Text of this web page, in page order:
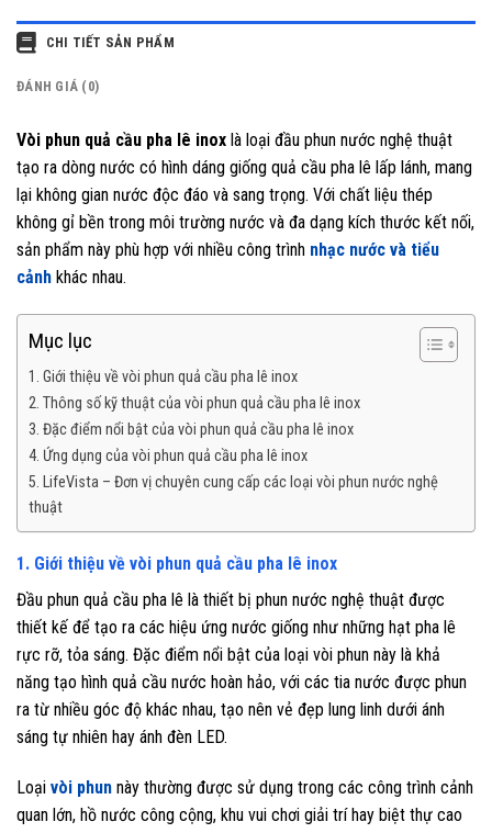
CHI TIẾT SẢN PHẨM
ĐÁNH GIÁ (0)
Vòi phun quả cầu pha lê inox là loại đầu phun nước nghệ thuật
tạo ra dòng nước có hình dáng giống quả cầu pha lê lấp lánh, mang
lại không gian nước độc đáo và sang trọng. Với chất liệu thép
không gỉ bền trong môi trường nước và đa dạng kích thước kết nối,
sản phẩm này phù hợp với nhiều công trình nhạc nước và tiểu
cảnh khác nhau.
Mục lục
1. Giới thiệu về vòi phun quả cầu pha lê inox
2. Thông số kỹ thuật của vòi phun quả cầu pha lê inox
3. Đặc điểm nổi bật của vòi phun quả cầu pha lê inox
4. Ứng dụng của vòi phun quả cầu pha lê inox
5. LifeVista – Đơn vị chuyên cung cấp các loại vòi phun nước nghệ
thuật
1. Giới thiệu về vòi phun quả cầu pha lê inox
Đầu phun quả cầu pha lê là thiết bị phun nước nghệ thuật được
thiết kế để tạo ra các hiệu ứng nước giống như những hạt pha lê
rực rỡ, tỏa sáng. Đặc điểm nổi bật của loại vòi phun này là khả
năng tạo hình quả cầu nước hoàn hảo, với các tia nước được phun
ra từ nhiều góc độ khác nhau, tạo nên vẻ đẹp lung linh dưới ánh
sáng tự nhiên hay ánh đèn LED.
Loại vòi phun này thường được sử dụng trong các công trình cảnh
quan lớn, hồ nước công cộng, khu vui chơi giải trí hay biệt thự cao